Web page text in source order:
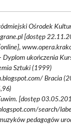
Ośrodek
[dostęp
Dyplom ukończenia
Sztuki (1999)
Bracia
[dostęp
search/
pedagogów